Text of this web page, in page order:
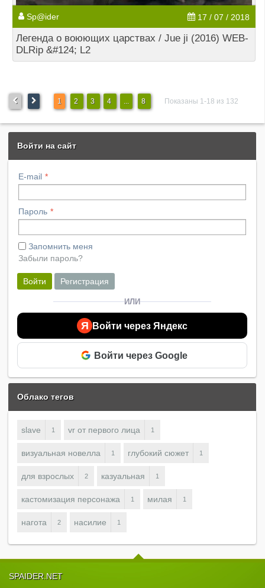
Sp@ider 17 / 07 / 2018
Легенда о воюющих царствах / Jue ji (2016) WEB-
DLRip &#124; L2
1 2 3 4 ... 8 Показаны 1-18 из 132
Войти на сайт
E-mail
Пароль
Запомнить меня
Забыли пароль?
Войти Регистрация
ИЛИ
Я Войти через Яндекс
Войти через Google
Облако тегов
slave 1 vr от первого лица 1
визуальная новелла 1 глубокий сюжет 1
для взрослых 2 казуальная 1
кастомизация персонажа 1 милая 1
нагота 2 насилие 1
SPAIDER.NET